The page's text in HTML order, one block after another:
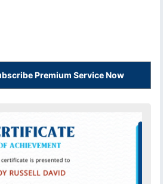
Premium Service Now